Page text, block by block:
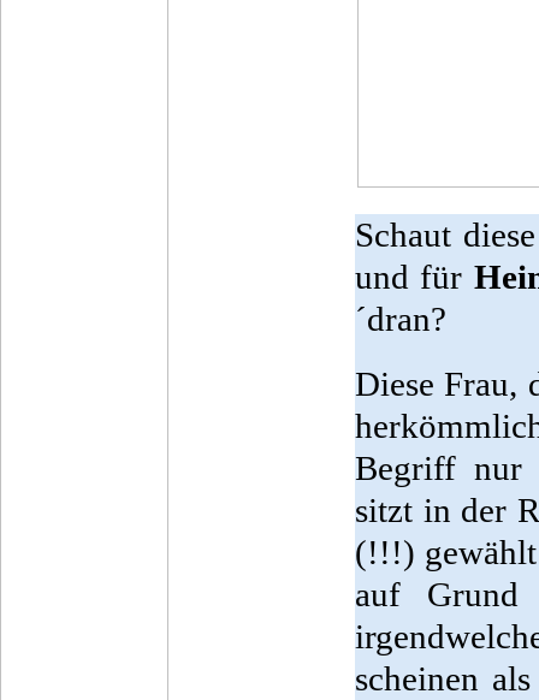
Schaut
und für
´dran?
Diese Frau,
Begriff nur
sitzt in der
(!!!) gewählt
auf Grund
scheinen